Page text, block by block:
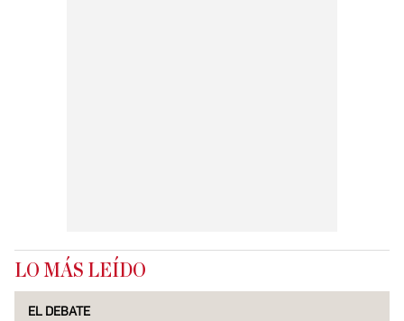
LO MÁS LEÍDO
EL DEBATE